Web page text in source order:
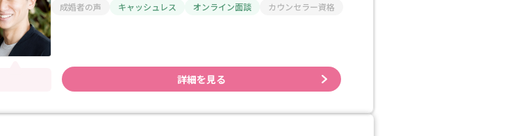
成婚者の声 キャッシュレス オンライン面談 カウンセラー資格
詳細を見る